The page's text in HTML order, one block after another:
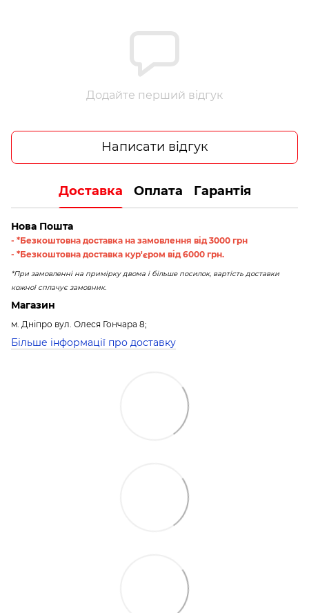
Додайте перший відгук
Написати відгук
Доставка Оплата Гарантія
Нова Пошта
- *Безкоштовна доставка на замовлення від 3000 грн
- *Безкоштовна доставка кур'єром від 6000 грн.
*При замовленні на примірку двома і більше посилок, вартість доставки
кожної сплачує замовник.
Магазин
м. Дніпро вул. Олеся Гончара 8;
Більше інформації про доставку